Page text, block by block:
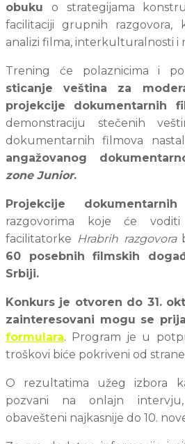
obuku o strategijama
facilitaciji grupnih razgovora,
analizi filma, interkulturalnosti i
sticanje veština za
projekcije dokumentarnih
demonstraciju stečenih
dokumentarnih filmova
angažovanog
zone Junior.
Projekcije
razgovorima koje će
facilitatorke Hrabrih razgovora
60 posebnih filmskih
Srbiji.
Konkurs je otvoren do 31.
formulara. Program je u
troškovi biće pokriveni od
O rezultatima užeg izbora
pozvani na onlajn
obavešteni najkasnije do 10.